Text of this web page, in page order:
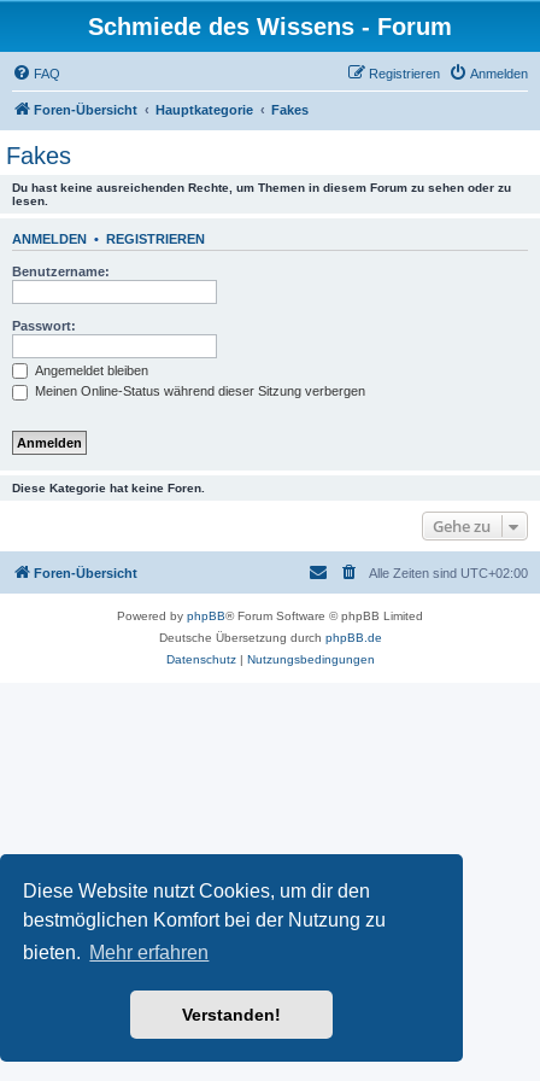
Diese Website nutzt Cookies, um dir den
bestmöglichen Komfort bei der Nutzung zu
bieten. Mehr erfahren
Verstanden!
Schmiede des Wissens - Forum
FAQ Anmelden
Registrieren
Foren-Übersicht Hauptkategorie Fakes
Fakes
Du hast keine ausreichenden Rechte, um Themen in diesem Forum zu sehen oder zu
lesen.
ANMELDEN • REGISTRIEREN
Benutzername:
Passwort:
Angemeldet bleiben
Meinen Online-Status während dieser Sitzung verbergen
Diese Kategorie hat keine Foren.
Gehe zu
Foren-Übersicht Alle Zeiten sind UTC+02:00
Powered by phpBB® Forum Software © phpBB Limited
Deutsche Übersetzung durch phpBB.de
Datenschutz| Nutzungsbedingungen